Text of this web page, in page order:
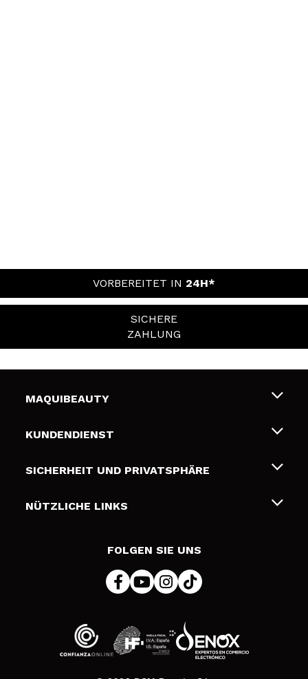
VORBEREITET IN 24H*
SICHERE
ZAHLUNG
MAQUIBEAUTY
Über uns
Geschenkkarten
KUNDENDIENST
Liefer- und Versandkosten
Zahlung
SICHERHEIT UND PRIVATSPHÄRE
Bedingungen und Datenschutz
NÜTZLICHE LINKS
FOLGEN SIE UNS